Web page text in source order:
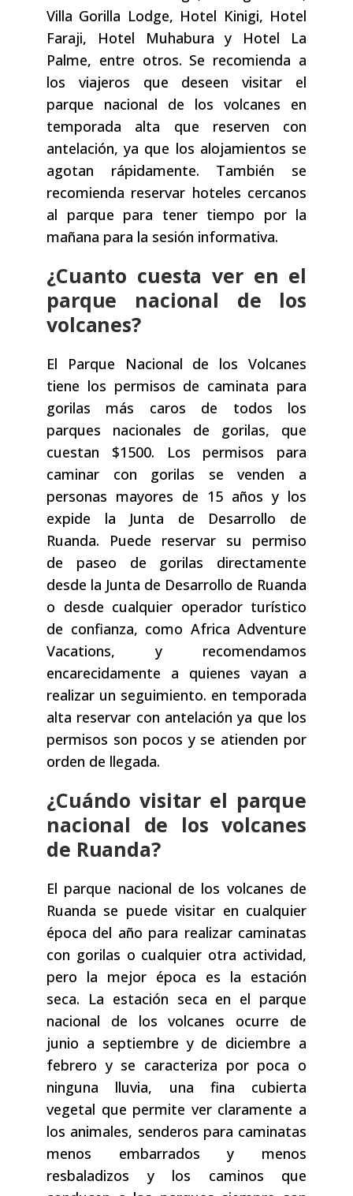
Villa Gorilla Lodge, Hotel Kinigi, Hotel
Faraji, Hotel Muhabura y Hotel La
Palme, entre otros. Se recomienda a
los viajeros que deseen visitar el
parque nacional de los volcanes en
temporada alta que reserven con
antelación, ya que los alojamientos se
agotan rápidamente. También se
recomienda reservar hoteles cercanos
al parque para tener tiempo por la
mañana para la sesión informativa.
¿Cuanto cuesta ver en el
parque nacional de los
volcanes?
El Parque Nacional de los Volcanes
tiene los permisos de caminata para
gorilas más caros de todos los
parques nacionales de gorilas, que
cuestan $1500. Los permisos para
caminar con gorilas se venden a
personas mayores de 15 años y los
expide la Junta de Desarrollo de
Ruanda. Puede reservar su permiso
de paseo de gorilas directamente
desde la Junta de Desarrollo de Ruanda
o desde cualquier operador turístico
de confianza, como Africa Adventure
Vacations, y recomendamos
encarecidamente a quienes vayan a
realizar un seguimiento. en temporada
alta reservar con antelación ya que los
permisos son pocos y se atienden por
orden de llegada.
¿Cuándo visitar el parque
nacional de los volcanes
de Ruanda?
El parque nacional de los volcanes de
Ruanda se puede visitar en cualquier
época del año para realizar caminatas
con gorilas o cualquier otra actividad,
pero la mejor época es la estación
seca. La estación seca en el parque
nacional de los volcanes ocurre de
junio a septiembre y de diciembre a
febrero y se caracteriza por poca o
ninguna lluvia, una fina cubierta
vegetal que permite ver claramente a
los animales, senderos para caminatas
menos embarrados y menos
resbaladizos y los caminos que